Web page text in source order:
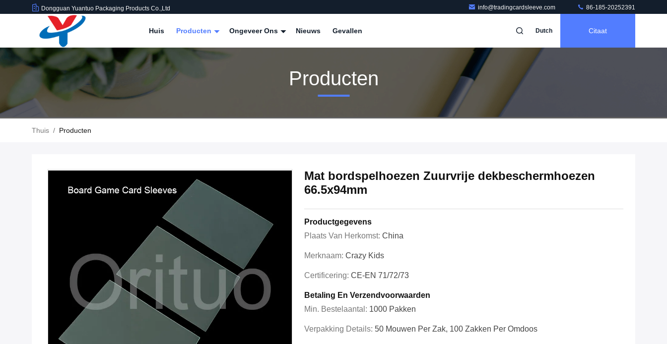
Dongguan Yuantuo Packaging Products Co.,Ltd info@tradingcardsleeve.com 86-185-20252391
Huis Producten Ongeveer Ons Nieuws Gevallen Dutch Citaat
Producten
Thuis / Producten
Mat bordspelhoezen Zuurvrije dekbeschermhoezen
66.5x94mm
Productgegevens
Plaats Van Herkomst: China
Merknaam: Crazy Kids
Certificering: CE-EN 71/72/73
Betaling En Verzendvoorwaarden
Min. Bestelaantal: 1000 Pakken
Verpakking Details: 50 Mouwen Per Zak, 100 Zakken Per Omdoos